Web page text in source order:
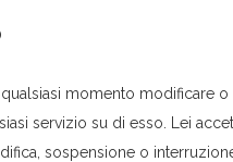
momento modificare
servizio su di esso. Lei
sospensione o